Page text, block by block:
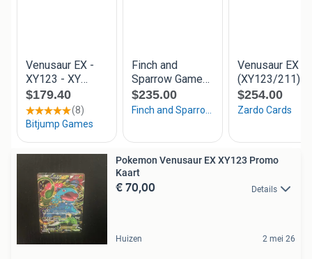
Pokemon Venusaur EX XY123 Promo
Kaart
€ 70,00 Details
Huizen 2 mei 26